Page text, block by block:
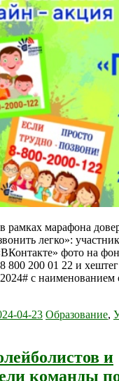
рамках марафона
легко»:
фото на
800 200 01 22 и хештег
с наименованием
04-23 Образование,
и
команды